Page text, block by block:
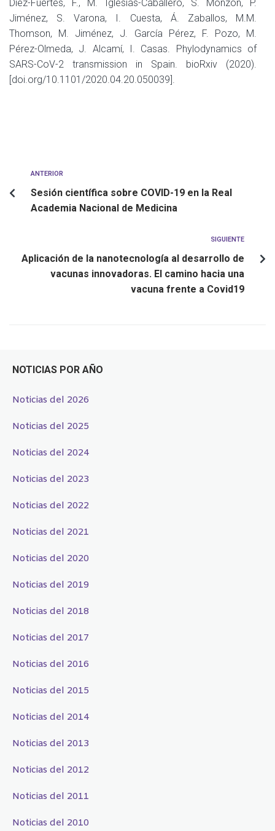
Díez-Fuertes, F., M. Iglesias-Caballero, S. Monzón, P.
Jiménez, S. Varona, I. Cuesta, Á. Zaballos, M.M.
Thomson, M. Jiménez, J. García Pérez, F. Pozo, M.
Pérez-Olmeda, J. Alcamí, I. Casas. Phylodynamics of
SARS-CoV-2 transmission in Spain. bioRxiv (2020).
[doi.org/10.1101/2020.04.20.050039].
ANTERIOR
Sesión científica sobre COVID-19 en la Real
Academia Nacional de Medicina
SIGUIENTE
Aplicación de la nanotecnología al desarrollo de
vacunas innovadoras. El camino hacia una
vacuna frente a Covid19
NOTICIAS POR AÑO
Noticias del 2026
Noticias del 2025
Noticias del 2024
Noticias del 2023
Noticias del 2022
Noticias del 2021
Noticias del 2020
Noticias del 2019
Noticias del 2018
Noticias del 2017
Noticias del 2016
Noticias del 2015
Noticias del 2014
Noticias del 2013
Noticias del 2012
Noticias del 2011
Noticias del 2010